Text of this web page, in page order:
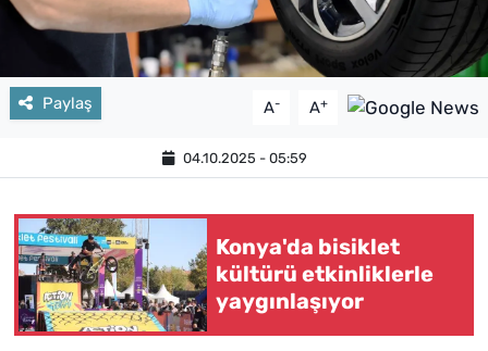
Paylaş A- A+
04.10.2025 - 05:59
Konya'da bisiklet
kültürü etkinliklerle
yaygınlaşıyor